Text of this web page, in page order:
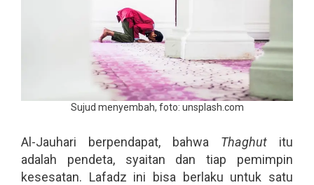
Sujud menyembah, foto: unsplash.com
Al-Jauhari berpendapat, bahwa Thaghut itu
adalah pendeta, syaitan dan tiap pemimpin
kesesatan. Lafadz ini bisa berlaku untuk satu